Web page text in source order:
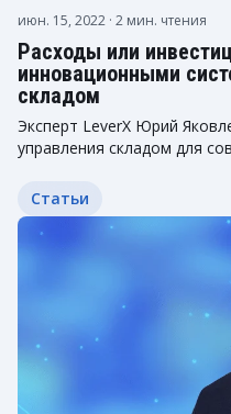
июн. 15, 2022 · 2 мин. чтения
Расходы или
инновационными
складом
Эксперт LeverX Юрий
управления складом для
Статьи